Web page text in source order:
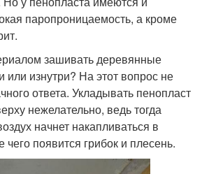
паропроницаемость, а кроме
зашивать деревянные
или изнутри? На этот вопрос не
ответа. Укладывать пенопласт
нежелательно, ведь тогда
начнет накапливаться в
чего появится грибок и плесень.